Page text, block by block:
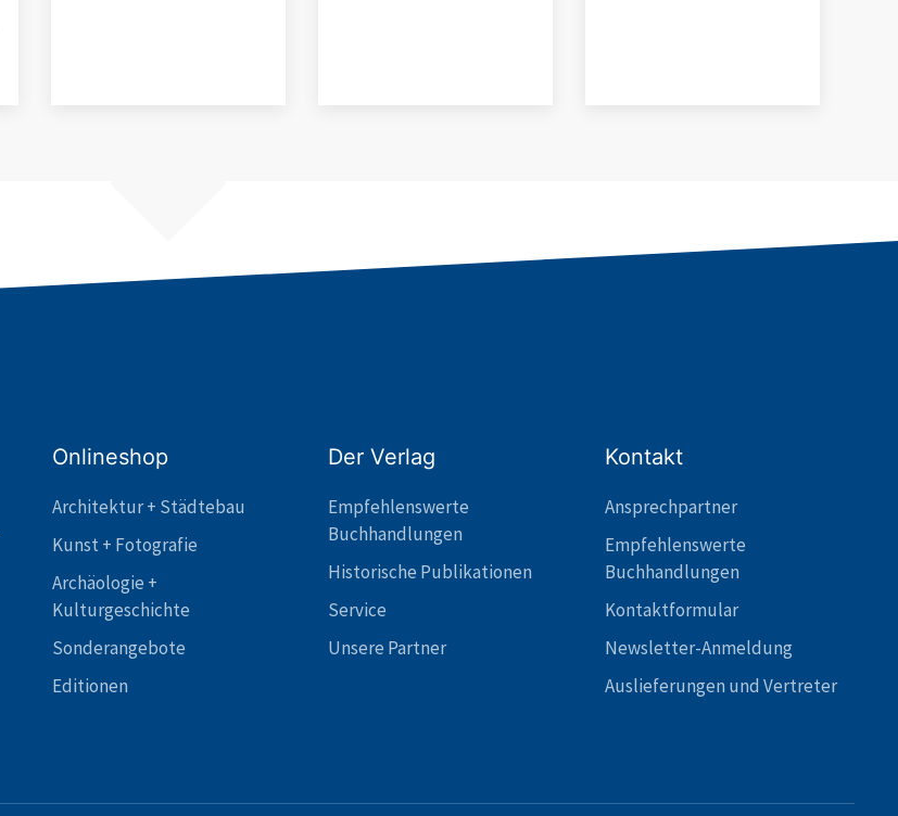
Onlineshop
Architektur + Städtebau
Kunst + Fotografie
Archäologie +
Kulturgeschichte
Sonderangebote
Editionen
Der Verlag
Empfehlenswerte
Buchhandlungen
Historische Publikationen
Service
Unsere Partner
Kontakt
Ansprechpartner
Empfehlenswerte
Buchhandlungen
Kontaktformular
Newsletter-Anmeldung
Auslieferungen und Vertreter